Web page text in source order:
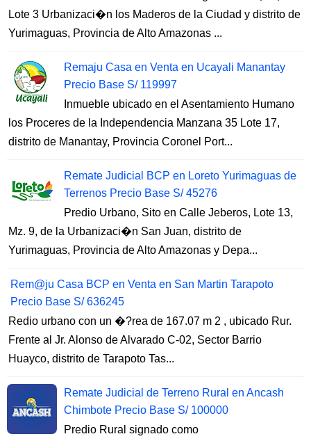
Lote 3 Urbanizaci�n los Maderos de la Ciudad y distrito de
Yurimaguas, Provincia de Alto Amazonas ...
Remaju Casa en Venta en Ucayali Manantay
Precio Base S/ 119997
Inmueble ubicado en el Asentamiento Humano
los Proceres de la Independencia Manzana 35 Lote 17,
distrito de Manantay, Provincia Coronel Port...
Remate Judicial BCP en Loreto Yurimaguas de
Terrenos Precio Base S/ 45276
Predio Urbano, Sito en Calle Jeberos, Lote 13,
Mz. 9, de la Urbanizaci�n San Juan, distrito de
Yurimaguas, Provincia de Alto Amazonas y Depa...
Rem@ju Casa BCP en Venta en San Martin Tarapoto
Precio Base S/ 636245
Redio urbano con un �?rea de 167.07 m 2 , ubicado Rur.
Frente al Jr. Alonso de Alvarado C-02, Sector Barrio
Huayco, distrito de Tarapoto Tas...
Remate Judicial de Terreno Rural en Ancash
Chimbote Precio Base S/ 100000
Predio Rural signado como